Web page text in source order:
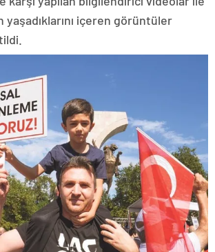
yaşadıklarını içeren görüntüler